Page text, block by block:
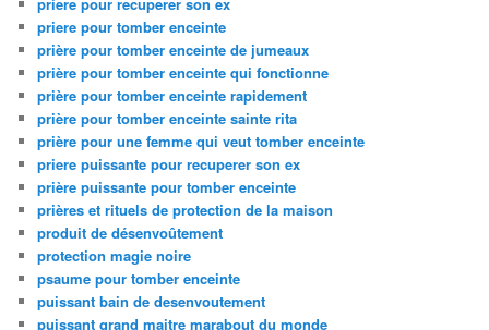
priere pour recuperer son ex
priere pour tomber enceinte
prière pour tomber enceinte de jumeaux
prière pour tomber enceinte qui fonctionne
prière pour tomber enceinte rapidement
prière pour tomber enceinte sainte rita
prière pour une femme qui veut tomber enceinte
priere puissante pour recuperer son ex
prière puissante pour tomber enceinte
prières et rituels de protection de la maison
produit de désenvoûtement
protection magie noire
psaume pour tomber enceinte
puissant bain de desenvoutement
puissant grand maitre marabout du monde